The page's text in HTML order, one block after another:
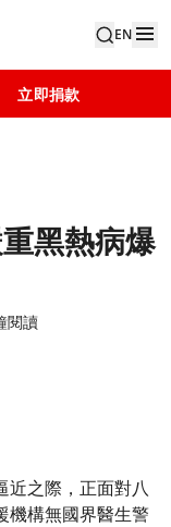
EN
立即捐款
黑熱病爆
閱讀
近之際，正面對八
機構無國界醫生警